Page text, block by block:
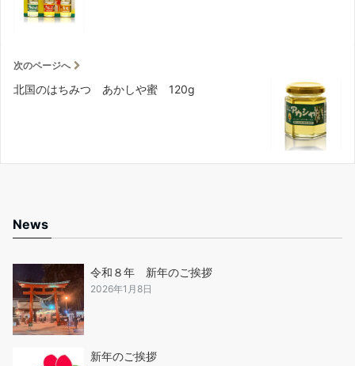
次のページへ
北国のはちみつ あかしや蜜 120g
News
令和８年 新年のご挨拶
2026年1月8日
新年のご挨拶